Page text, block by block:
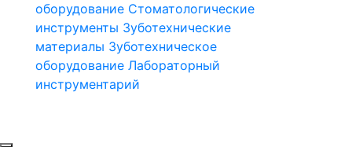
оборудование Стоматологические
инструменты Зуботехнические
материалы Зуботехническое
оборудование Лабораторный
инструментарий